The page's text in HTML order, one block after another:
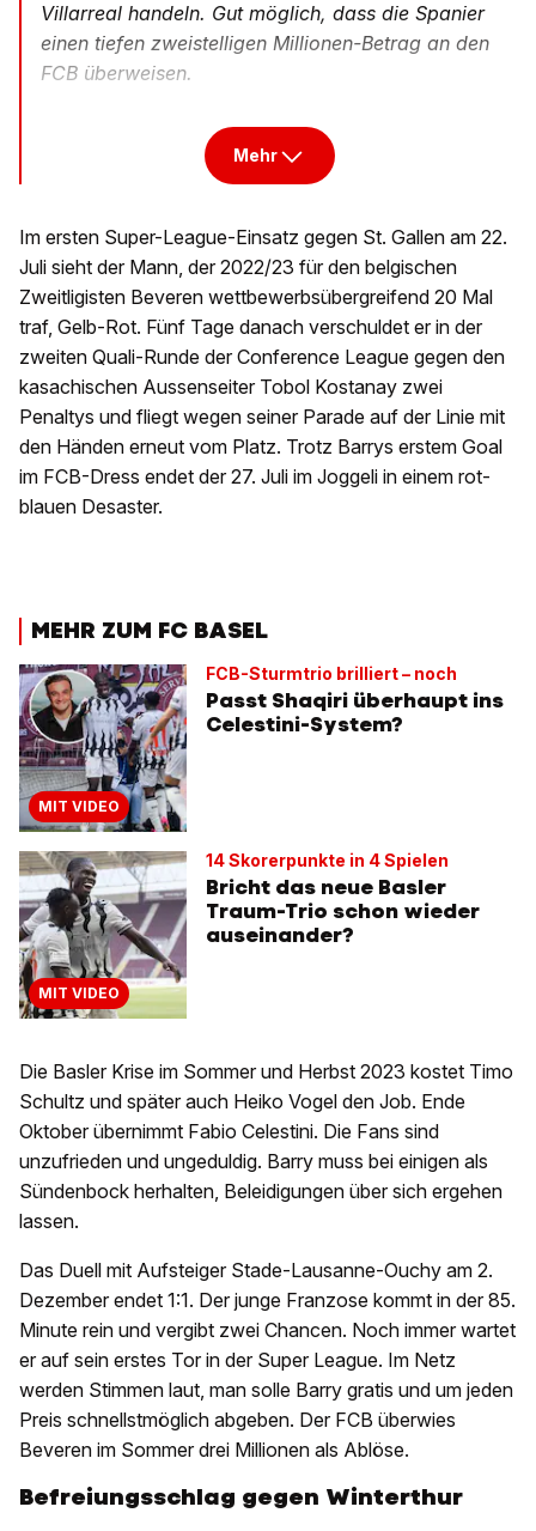
Villarreal handeln. Gut möglich, dass die Spanier
einen tiefen zweistelligen Millionen-Betrag an den
FCB überweisen.
Mehr
Im ersten Super-League-Einsatz gegen St. Gallen am 22.
Juli sieht der Mann, der 2022/23 für den belgischen
Zweitligisten Beveren wettbewerbsübergreifend 20 Mal
traf, Gelb-Rot. Fünf Tage danach verschuldet er in der
zweiten Quali-Runde der Conference League gegen den
kasachischen Aussenseiter Tobol Kostanay zwei
Penaltys und fliegt wegen seiner Parade auf der Linie mit
den Händen erneut vom Platz. Trotz Barrys erstem Goal
im FCB-Dress endet der 27. Juli im Joggeli in einem rot-
blauen Desaster.
MEHR ZUM FC BASEL
MIT VIDEO
FCB-Sturmtrio brilliert – noch
Passt Shaqiri überhaupt ins
Celestini-System?
MIT VIDEO
14 Skorerpunkte in 4 Spielen
Bricht das neue Basler
Traum-Trio schon wieder
auseinander?
Die Basler Krise im Sommer und Herbst 2023 kostet Timo
Schultz und später auch Heiko Vogel den Job. Ende
Oktober übernimmt Fabio Celestini. Die Fans sind
unzufrieden und ungeduldig. Barry muss bei einigen als
Sündenbock herhalten, Beleidigungen über sich ergehen
lassen.
Das Duell mit Aufsteiger Stade-Lausanne-Ouchy am 2.
Dezember endet 1:1. Der junge Franzose kommt in der 85.
Minute rein und vergibt zwei Chancen. Noch immer wartet
er auf sein erstes Tor in der Super League. Im Netz
werden Stimmen laut, man solle Barry gratis und um jeden
Preis schnellstmöglich abgeben. Der FCB überwies
Beveren im Sommer drei Millionen als Ablöse.
Befreiungsschlag gegen Winterthur